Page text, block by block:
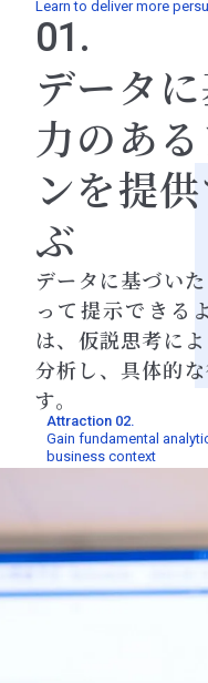
Learn to deliver more
01.
データ
力のあ
ンを提
ぶ
データに基づい
って提示できる
は、仮説思考に
分析し、具体的
す。
Attraction 02.
Gain fundamental
business context